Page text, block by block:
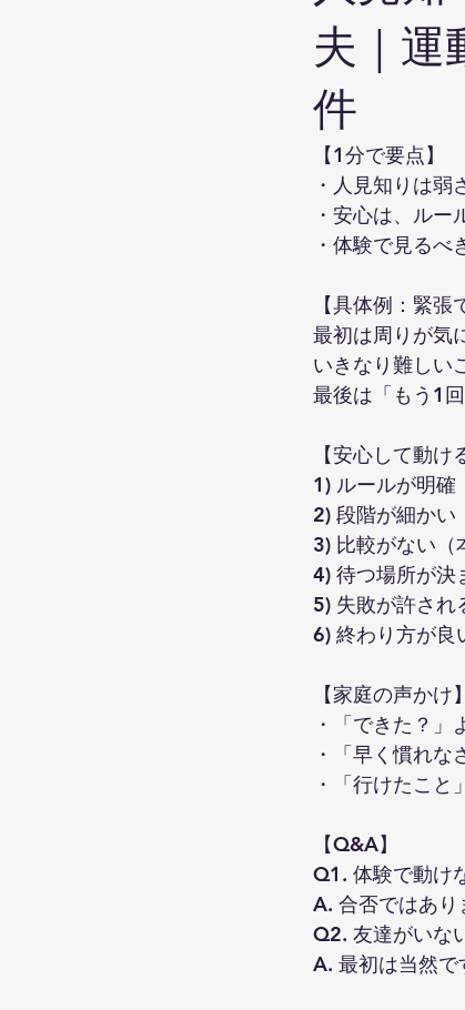
夫｜運
件
【1分で要点】
・人見知りは
・安心は、ルー
・体験で見るべ
【具体例：緊張
最初は周りが気
いきなり難しい
最後は「もう1
【安心して動け
1) ルールが明確
2) 段階が細かい
3) 比較がない（
4) 待つ場所が決
5) 失敗が許され
6) 終わり方が良
【家庭の声かけ】
・「できた？」
・「早く慣れな
・「行けたこと
【Q&A】
Q1. 体験で動け
A. 合否ではあり
Q2. 友達がいな
A. 最初は当然で